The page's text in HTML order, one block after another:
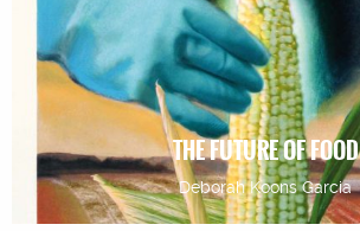
THE FUTURE OF FOOD
Deborah Koons Garcia